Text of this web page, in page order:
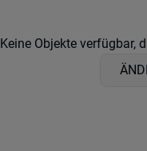
Keine Objekte verfügbar,